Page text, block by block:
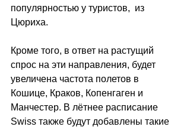
популярностью у туристов,  из
Цюриха.
Кроме того, в ответ на растущий
спрос на эти направления, будет
увеличена частота полетов в
Кошице, Краков, Копенгаген и
Манчестер. В лётнее расписание
Swiss также будут добавлены такие